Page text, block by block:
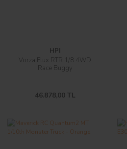
HPI
Vorza Flux RTR 1/8 4WD
Race Buggy
46.878,00 TL